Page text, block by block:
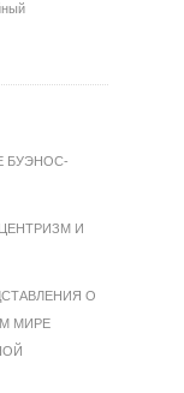
БУЭНОС-
И
О
МИРЕ